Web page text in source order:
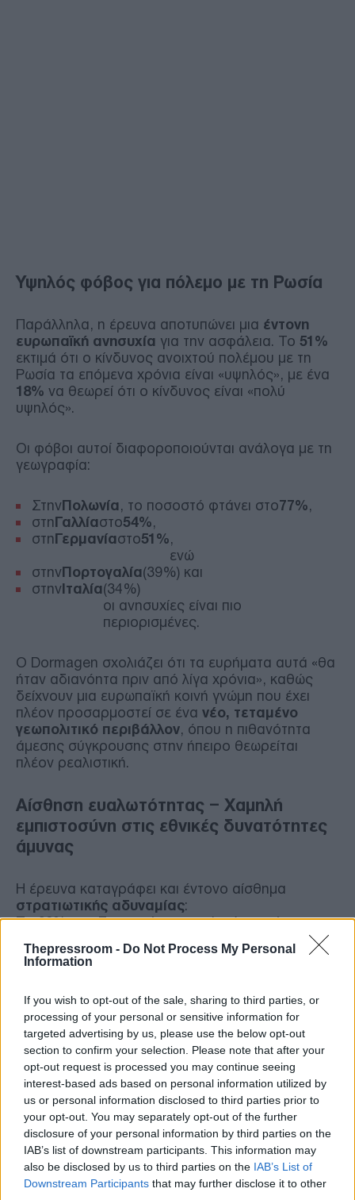
Thepressroom - Do Not Process My Personal
Information
If you wish to opt-out of the sale, sharing to third parties, or
processing of your personal or sensitive information for
targeted advertising by us, please use the below opt-out
section to confirm your selection. Please note that after your
opt-out request is processed you may continue seeing
interest-based ads based on personal information utilized by
us or personal information disclosed to third parties prior to
your opt-out. You may separately opt-out of the further
disclosure of your personal information by third parties on the
IAB’s list of downstream participants. This information may
also be disclosed by us to third parties on the IAB’s List of
Downstream Participants that may further disclose it to other
Υψηλός φόβος για πόλεμο με τη Ρωσία
Παράλληλα, η έρευνα αποτυπώνει μια έντονη
ευρωπαϊκή ανησυχία για την ασφάλεια. Το 51%
εκτιμά ότι ο κίνδυνος ανοιχτού πολέμου με τη
Ρωσία τα επόμενα χρόνια είναι «υψηλός», με ένα
18% να θεωρεί ότι ο κίνδυνος είναι «πολύ
υψηλός».
Οι φόβοι αυτοί διαφοροποιούνται ανάλογα με τη
γεωγραφία:
ΣτηνΠολωνία, το ποσοστό φτάνει στο77%,
στηΓαλλίαστο54%,
στηΓερμανίαστο51%,
ενώ
στηνΠορτογαλία(39%) και
στηνΙταλία(34%)
οι ανησυχίες είναι πιο
περιορισμένες.
Ο Dormagen σχολιάζει ότι τα ευρήματα αυτά «θα
ήταν αδιανόητα πριν από λίγα χρόνια», καθώς
δείχνουν μια ευρωπαϊκή κοινή γνώμη που έχει
πλέον προσαρμοστεί σε ένα νέο, τεταμένο
γεωπολιτικό περιβάλλον, όπου η πιθανότητα
άμεσης σύγκρουσης στην ήπειρο θεωρείται
πλέον ρεαλιστική.
Αίσθηση ευαλωτότητας – Χαμηλή
εμπιστοσύνη στις εθνικές δυνατότητες
άμυνας
Η έρευνα καταγράφει και έντονο αίσθημα
στρατιωτικής αδυναμίας:
Το69%των Ευρωπαίων πιστεύει ότι η χώρα του
επαρκώς απέναντι
σε έναν εξωτερικό εχθρό, όπως η Ρωσία.
Ακόμη και στη Γαλλία, όπου οι πολίτες
εμφανίζονται πιο αισιόδοξοι, μόλις44%
δηλώνουν ότι η χώρα τους μπορεί να
υπερασπιστεί τον εαυτό της. ΣτηνΠολωνία, παρά
την εγγύτητα με τη Ρωσία και την αντίστοιχη
εμπειρία, το 58%δηλώνει ανασφάλεια για τις
εθνικές αμυντικές δυνατότητες.
Οι Ευρωπαίοι αισθάνονται ευάλωτοι όχι μόνο
στρατιωτικά αλλά και σετεχνολογικές,
ενεργειακές και επισιτιστικές απειλές. Η
ψηφιακή και τεχνολογική ασφάλεια αναδεικνύεται